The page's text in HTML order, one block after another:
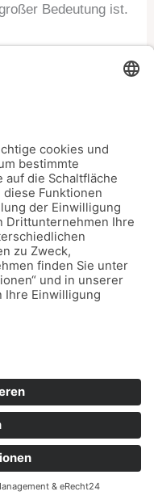
Bedeutung ist.
sondern auch
Durch die
Sie smarter
und
Der Schlüssel liegt
sondern aktiv
Fundament